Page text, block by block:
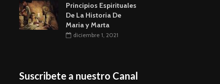
Principios Espirituales
De La Historia De
Maria y Marta
diciembre 1, 2021
Suscribete a nuestro Canal